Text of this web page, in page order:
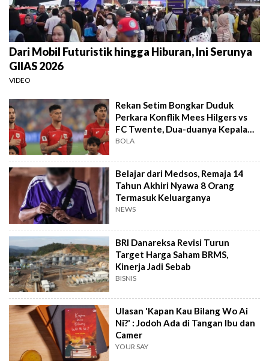
Dari Mobil Futuristik hingga Hiburan, Ini Serunya
GIIAS 2026
VIDEO
Rekan Setim Bongkar Duduk
Perkara Konflik Mees Hilgers vs
FC Twente, Dua-duanya Kepala
Batu
BOLA
Belajar dari Medsos, Remaja 14
Tahun Akhiri Nyawa 8 Orang
Termasuk Keluarganya
NEWS
BRI Danareksa Revisi Turun
Target Harga Saham BRMS,
Kinerja Jadi Sebab
BISNIS
Ulasan 'Kapan Kau Bilang Wo Ai
Ni?' : Jodoh Ada di Tangan Ibu dan
Camer
YOUR SAY